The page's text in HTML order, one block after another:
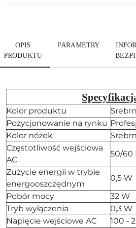
OPIS
PRODUKTU
PARAMETRY
Kolor produktu
Pozycjonowanie na rynku
Kolor nóżek
Częstotliwość wejściowa
AC
50/60
Zużycie energii w trybie
energooszczędnym
0,5 W
Pobór mocy
32 W
Tryb wyłączenia
0,3 W
Napięcie wejściowe AC
100 -